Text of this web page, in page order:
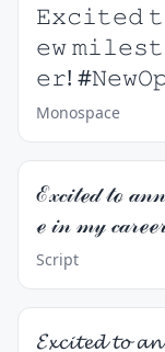
𝙴𝚡𝚌𝚒𝚝𝚎𝚍
𝚎𝚠
𝚎𝚛!
Monospace
ℰ𝓍𝒸𝒾𝓉ℯ𝒹 𝓉ℴ
ℯ 𝒾𝓃 𝓂𝓎
Script
𝓔𝔁𝓬𝓲𝓽𝓮𝓭 𝓽𝓸